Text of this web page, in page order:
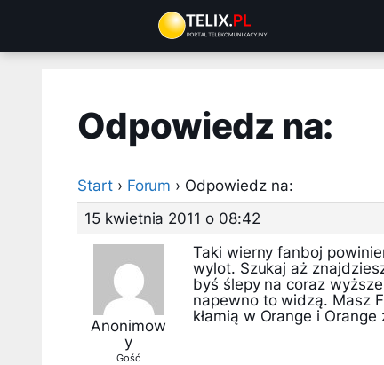
treści
Odpowiedz na:
Start › Forum › Odpowiedz na:
15 kwietnia 2011 o 08:42
Anonimow
y
Gość
Taki wierny fanboj
wylot. Szukaj aż
byś ślepy na coraz
napewno to widzą. Masz
kłamią w Orange i